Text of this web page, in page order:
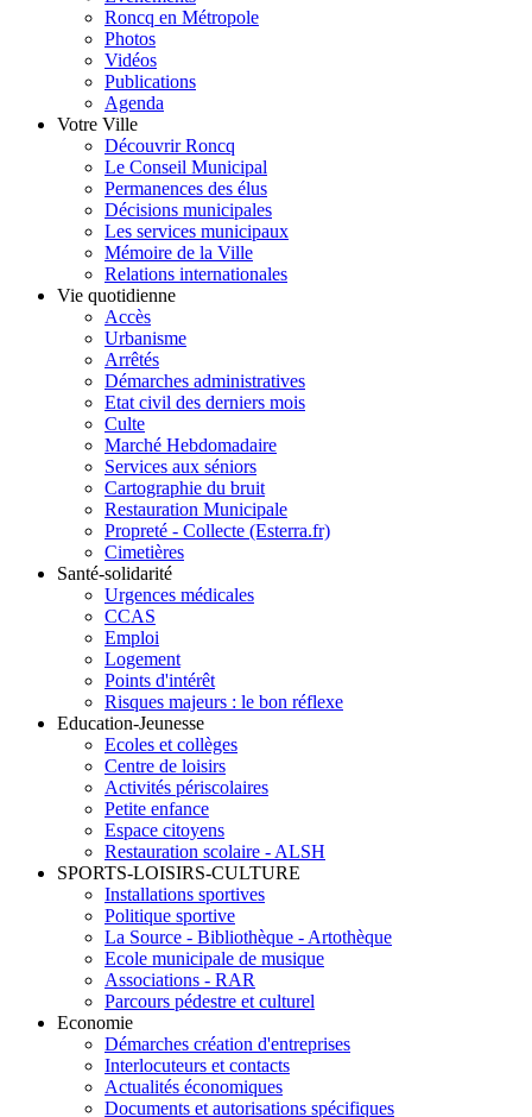
Roncq en Métropole
Photos
Vidéos
Publications
Agenda
Votre Ville
Découvrir Roncq
Le Conseil Municipal
Permanences des élus
Décisions municipales
Les services municipaux
Mémoire de la Ville
Relations internationales
Vie quotidienne
Accès
Urbanisme
Arrêtés
Démarches administratives
Etat civil des derniers mois
Culte
Marché Hebdomadaire
Services aux séniors
Cartographie du bruit
Restauration Municipale
Propreté - Collecte (Esterra.fr)
Cimetières
Santé-solidarité
Urgences médicales
CCAS
Emploi
Logement
Points d'intérêt
Risques majeurs : le bon réflexe
Education-Jeunesse
Ecoles et collèges
Centre de loisirs
Activités périscolaires
Petite enfance
Espace citoyens
Restauration scolaire - ALSH
SPORTS-LOISIRS-CULTURE
Installations sportives
Politique sportive
La Source - Bibliothèque - Artothèque
Ecole municipale de musique
Associations - RAR
Parcours pédestre et culturel
Economie
Démarches création d'entreprises
Interlocuteurs et contacts
Actualités économiques
Documents et autorisations spécifiques